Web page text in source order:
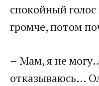
спокойный
громче, потом
– Мам, я не
отказываюсь…